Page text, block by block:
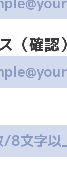
（確認）